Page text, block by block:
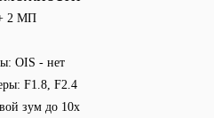
2 МП
OIS - нет
F1.8, F2.4
зум до 10х